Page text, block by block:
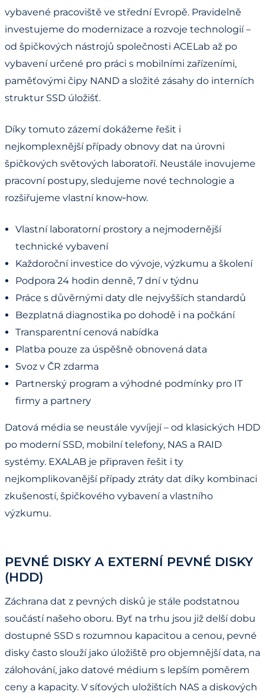
vybavené pracoviště ve střední Evropě. Pravidelně
investujeme do modernizace a rozvoje technologií –
od špičkových nástrojů společnosti ACELab až po
vybavení určené pro práci s mobilními zařízeními,
paměťovými čipy NAND a složité zásahy do interních
struktur SSD úložišť.
Díky tomuto zázemí dokážeme řešit i
nejkomplexnější případy obnovy dat na úrovni
špičkových světových laboratoří. Neustále inovujeme
pracovní postupy, sledujeme nové technologie a
rozšiřujeme vlastní know‑how.
Vlastní laboratorní prostory a nejmodernější
technické vybavení
Každoroční investice do vývoje, výzkumu a školení
Podpora 24 hodin denně, 7 dní v týdnu
Práce s důvěrnými daty dle nejvyšších standardů
Bezplatná diagnostika po dohodě i na počkání
Transparentní cenová nabídka
Platba pouze za úspěšně obnovená data
Svoz v ČR zdarma
Partnerský program a výhodné podmínky pro IT
firmy a partnery
Datová média se neustále vyvíjejí – od klasických HDD
po moderní SSD, mobilní telefony, NAS a RAID
systémy. EXALAB je připraven řešit i ty
nejkomplikovanější případy ztráty dat díky kombinaci
zkušeností, špičkového vybavení a vlastního
výzkumu.
PEVNÉ DISKY A EXTERNÍ PEVNÉ DISKY
(HDD)
Záchrana dat z pevných disků je stále podstatnou
součástí našeho oboru. Byť na trhu jsou již delší dobu
dostupné SSD s rozumnou kapacitou a cenou, pevné
disky často slouží jako úložiště pro objemnější data, na
zálohování, jako datové médium s lepším poměrem
ceny a kapacity. V síťových uložištích NAS a diskových